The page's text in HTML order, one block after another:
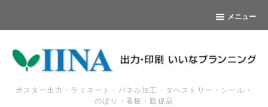
メニュー
ポスター出力・ラミネート・パネル加工・タペストリー・シール・
のぼり・看板・販促品